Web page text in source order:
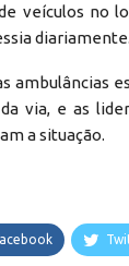
veículos no
diariamente.
ambulâncias
via, e as
a situação.